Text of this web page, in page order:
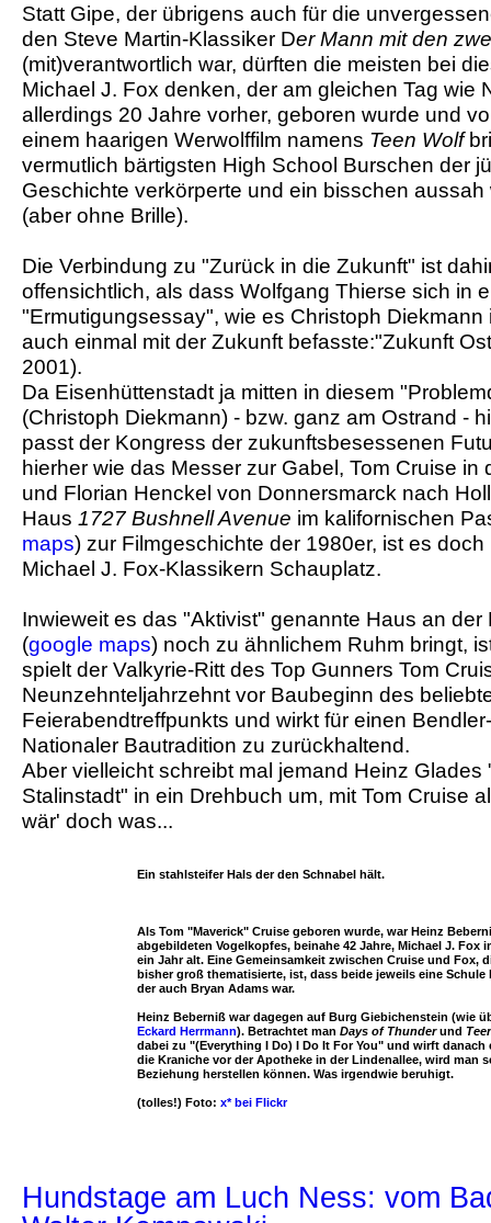
Statt Gipe, der übrigens auch für die
den Steve Martin-Klassiker Der Mann mit den
(mit)verantwortlich war, dürften die meisten bei
Michael J. Fox denken, der am gleichen Tag wie
allerdings 20 Jahre vorher, geboren wurde und
einem haarigen Werwolffilm namens Teen Wolf
vermutlich bärtigsten High School Burschen der
Geschichte verkörperte und ein bisschen
(aber ohne Brille).
Die Verbindung zu "Zurück in die Zukunft" ist
offensichtlich, als dass Wolfgang Thierse sich in
"Ermutigungsessay", wie es Christoph Diekmann
auch einmal mit der Zukunft befasste:"Zukunft
2001).
Da Eisenhüttenstadt ja mitten in diesem
(Christoph Diekmann) - bzw. ganz am Ostrand -
passt der Kongress der zukunftsbesessenen
hierher wie das Messer zur Gabel, Tom Cruise in
und Florian Henckel von Donnersmarck nach
Haus 1727 Bushnell Avenue im kalifornischen
maps) zur Filmgeschichte der 1980er, ist es
Michael J. Fox-Klassikern Schauplatz.
Inwieweit es das "Aktivist" genannte Haus an der
(google maps) noch zu ähnlichem Ruhm bringt,
spielt der Valkyrie-Ritt des Top Gunners Tom
Neunzehnteljahrzehnt vor Baubeginn des
Feierabendtreffpunkts und wirkt für einen
Nationaler Bautradition zu zurückhaltend.
Aber vielleicht schreibt mal jemand Heinz
Stalinstadt" in ein Drehbuch um, mit Tom Cruise
wär' doch was...
Ein stahlsteifer Hals der den Schnabel hält.
Als Tom "Maverick" Cruise geboren wurde, war Heinz
abgebildeten Vogelkopfes, beinahe 42 Jahre, Michael J. Fox
ein Jahr alt. Eine Gemeinsamkeit zwischen Cruise und Fox,
bisher groß thematisierte, ist, dass beide jeweils eine Schule
der auch Bryan Adams war.
Heinz Beberniß war dagegen auf Burg Giebichenstein (wie
Eckard Herrmann). Betrachtet man Days of Thunderund
dabei zu "(Everything I Do) I Do It For You" und wirft danach
die Kraniche vor der Apotheke in der Lindenallee, wird man
Beziehung herstellen können. Was irgendwie beruhigt.
(tolles!) Foto: x* bei Flickr
Hundstage am Luch Ness: vom